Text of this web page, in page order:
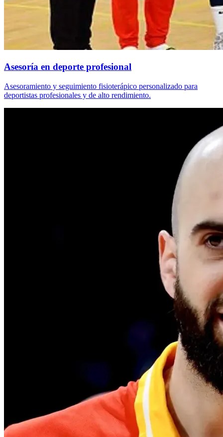
Asesoría en deporte profesional
Asesoramiento y seguimiento fisioterápico personalizado para
deportistas profesionales y de alto rendimiento.